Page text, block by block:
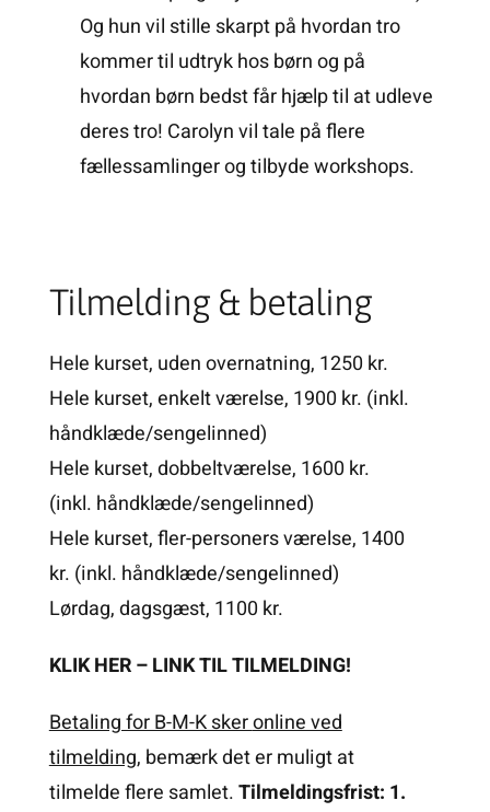
Og hun vil stille skarpt på hvordan tro
kommer til udtryk hos børn og på
hvordan børn bedst får hjælp til at udleve
deres tro! Carolyn vil tale på flere
fællessamlinger og tilbyde workshops.
Tilmelding & betaling
Hele kurset, uden overnatning, 1250 kr.
Hele kurset, enkelt værelse, 1900 kr. (inkl.
håndklæde/sengelinned)
Hele kurset, dobbeltværelse, 1600 kr.
(inkl. håndklæde/sengelinned)
Hele kurset, fler-personers værelse, 1400
kr. (inkl. håndklæde/sengelinned)
Lørdag, dagsgæst, 1100 kr.
KLIK HER – LINK TIL TILMELDING!
Betaling for B-M-K skeronline ved
tilmelding, bemærk det er muligt at
tilmelde flere samlet.Tilmeldingsfrist: 1.